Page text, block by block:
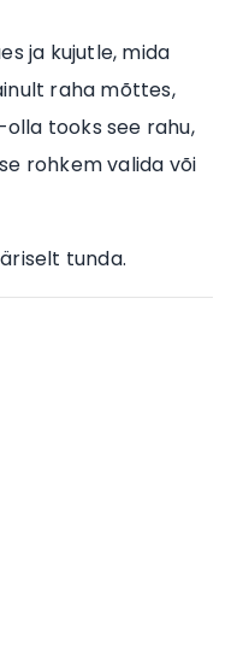
ja kujutle, mida
raha mõttes,
tooks see rahu,
rohkem valida või
tunda.